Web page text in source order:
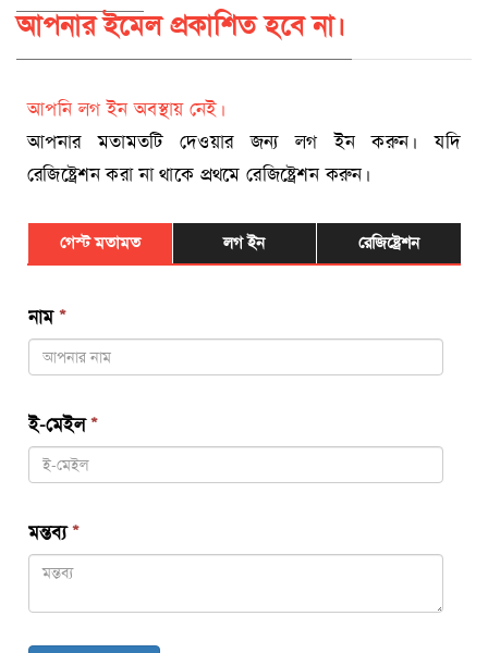
আপনার ইমেল প্রকাশিত হবে না।
আপনি লগ ইন অবস্থায় নেই।
আপনার মতামতটি দেওয়ার জন্য লগ ইন করুন। যদি
রেজিষ্ট্রেশন করা না থাকে প্রথমে রেজিষ্ট্রেশন করুন।
গেস্ট মতামত লগ ইন রেজিষ্ট্রেশন
নাম*
ই-মেইল*
মন্তব্য*